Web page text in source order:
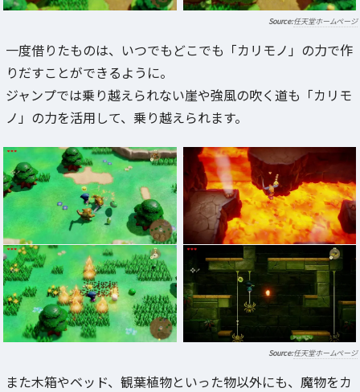
任天堂ホームページ
一度借りたものは、いつでもどこでも「カリモノ」の力で作
りだすことができるように。
ジャンプでは乗り越えられない崖や強風の吹く道も「カリモ
ノ」の力を活用して、乗り越えられます。
任天堂ホームページ
また木箱やベッド、観葉植物といった物以外にも、魔物をカ